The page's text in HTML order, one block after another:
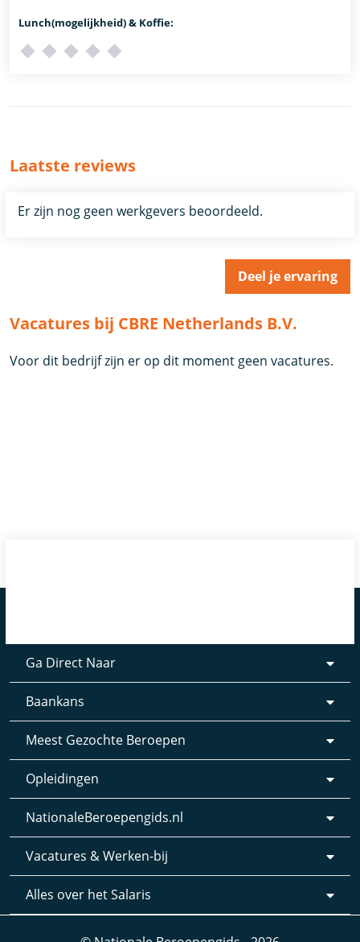
Lunch(mogelijkheid) & Koffie:
Laatste reviews
Er zijn nog geen werkgevers beoordeeld.
Deel je ervaring
Vacatures bij CBRE Netherlands B.V.
Voor dit bedrijf zijn er op dit moment geen vacatures.
Ga Direct Naar
Baankans
Meest Gezochte Beroepen
Opleidingen
NationaleBeroepengids.nl
Vacatures & Werken-bij
Alles over het Salaris